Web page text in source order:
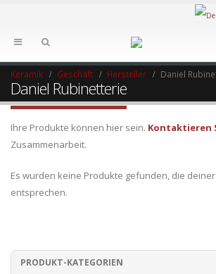
Keramik Geschäft Hersteller Daniel
Daniel Rubinetterie
Ihre Produkte können hier sein. Kontaktieren
Zusammenarbeit.
Es wurden keine Produkte gefunden, die
entsprechen.
PRODUKT-KATEGORIEN